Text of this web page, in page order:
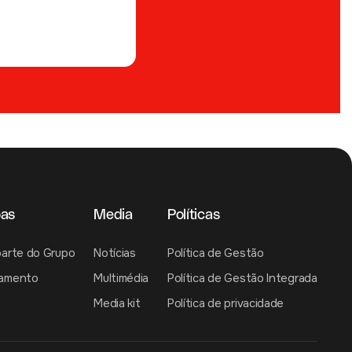
do Grupo
Media
Notícias
Multimédia
Media kit
Políticas
Política de Gestão
Política de Gestão Integrada
Política de privacidade